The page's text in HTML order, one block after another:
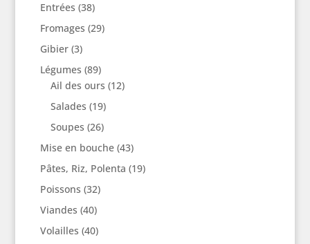
Entrées (38)
Fromages (29)
Gibier(3)
Légumes (89)
Ail des ours (12)
Salades (19)
Soupes (26)
Mise en bouche(43)
Pâtes, Riz, Polenta (19)
Poissons (32)
Viandes (40)
Volailles (40)